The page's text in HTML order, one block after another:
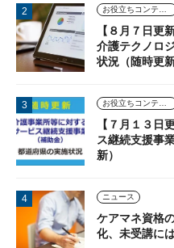
お役立ちコンテンツ
【８月７日更
介護テクノロ
状況（随時更新
お役立ちコンテンツ
【７月１３日
ス継続支援事
新）
ニュース
ケアマネ資格
化、未受講に